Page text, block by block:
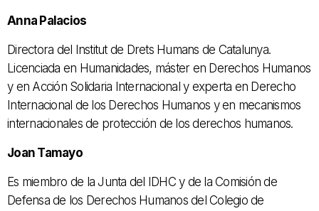
Anna Palacios
Directora del Institut de Drets Humans de Catalunya.
Licenciada en Humanidades, máster en Derechos Humanos
y en Acción Solidaria Internacional y experta en Derecho
Internacional de los Derechos Humanos y en mecanismos
internacionales de protección de los derechos humanos.
Joan Tamayo
Es miembro de la Junta del IDHC y de la Comisión de
Defensa de los Derechos Humanos del Colegio de